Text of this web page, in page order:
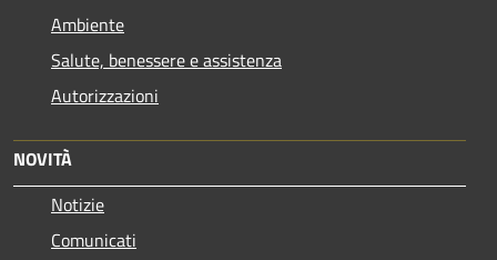
Ambiente
Salute, benessere e assistenza
Autorizzazioni
NOVITÀ
Notizie
Comunicati